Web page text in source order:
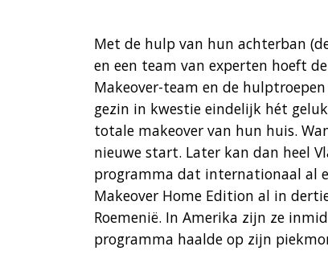
Met de hulp van hun achterban
en een team van experten hoeft
Makeover-team en de
gezin in kwestie eindelijk hét
totale makeover van hun huis.
nieuwe start. Later kan dan heel
programma dat internationaal al
Makeover Home Edition al in
Roemenië. In Amerika zijn ze
programma haalde op zijn